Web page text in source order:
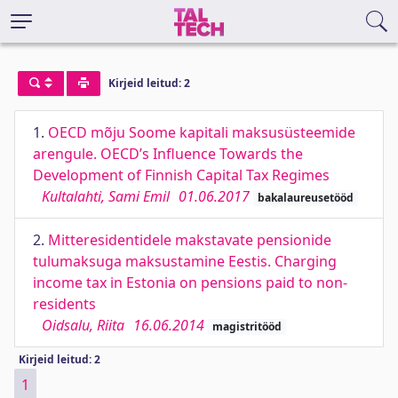
Kirjeid leitud: 2
1. OECD mõju Soome kapitali maksusüsteemide
arengule. OECD’s Influence Towards the
Development of Finnish Capital Tax Regimes
Kultalahti, Sami Emil 01.06.2017 bakalaureusetööd
2. Mitteresidentidele makstavate pensionide
tulumaksuga maksustamine Eestis. Charging
income tax in Estonia on pensions paid to non-
residents
Oidsalu, Riita 16.06.2014 magistritööd
Kirjeid leitud: 2
1